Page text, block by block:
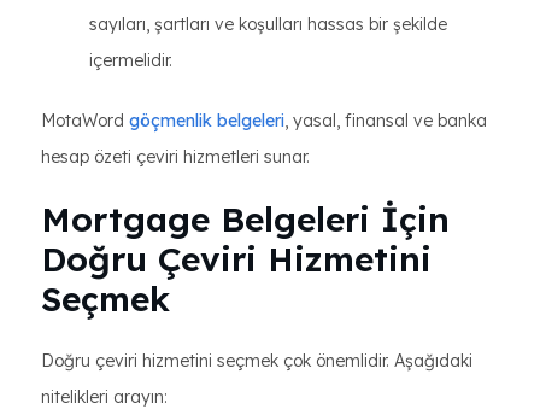
sayıları, şartları ve koşulları hassas bir şekilde
içermelidir.
MotaWord göçmenlik belgeleri, yasal, finansal ve banka
hesap özeti çeviri hizmetleri sunar.
Mortgage Belgeleri İçin
Doğru Çeviri Hizmetini
Seçmek
Doğru çeviri hizmetini seçmek çok önemlidir. Aşağıdaki
nitelikleri arayın: